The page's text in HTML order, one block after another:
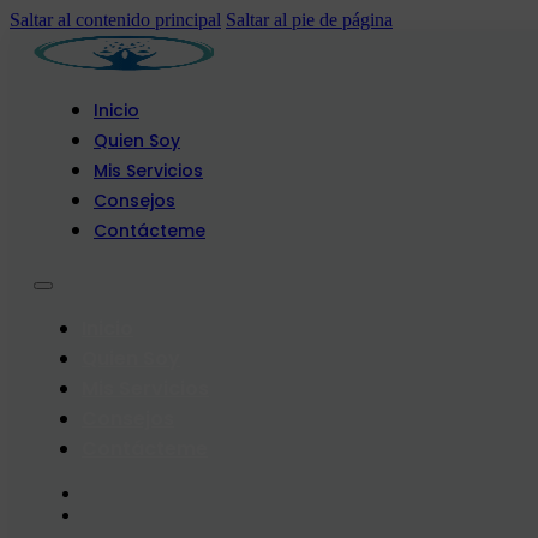
Saltar al contenido principal Saltar al pie de página
Inicio
Quien Soy
Mis Servicios
Consejos
Contácteme